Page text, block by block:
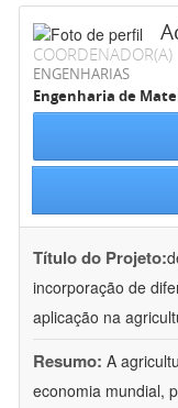
COORDENADOR(A)
ENGENHARIAS
Engenharia de
Título do Projeto:
incorporação de
aplicação na
Resumo: A
economia mundial,